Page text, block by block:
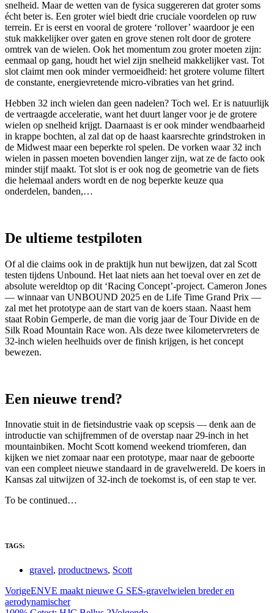
snelheid. Maar de wetten van de fysica suggereren dat groter soms
écht beter is. Een groter wiel biedt drie cruciale voordelen op ruw
terrein. Er is eerst en vooral de grotere ‘rollover’ waardoor je een
stuk makkelijker over gaten en grove stenen rolt door de grotere
omtrek van de wielen. Ook het momentum zou groter moeten zijn:
eenmaal op gang, houdt het wiel zijn snelheid makkelijker vast. Tot
slot claimt men ook minder vermoeidheid: het grotere volume filtert
de constante, energievretende micro-vibraties van het grind.
Hebben 32 inch wielen dan geen nadelen? Toch wel. Er is natuurlijk
de vertraagde acceleratie, want het duurt langer voor je de grotere
wielen op snelheid krijgt. Daarnaast is er ook minder wendbaarheid
in krappe bochten, al zal dat op de haast kaarsrechte grindstroken in
de Midwest maar een beperkte rol spelen. De vorken waar 32 inch
wielen in passen moeten bovendien langer zijn, wat ze de facto ook
minder stijf maakt. Tot slot is er ook nog de geometrie van de fiets
die helemaal anders wordt en de nog beperkte keuze qua
onderdelen, banden,…
De ultieme testpiloten
Of al die claims ook in de praktijk hun nut bewijzen, dat zal Scott
testen tijdens Unbound. Het laat niets aan het toeval over en zet de
absolute wereldtop op dit ‘Racing Concept’-project. Cameron Jones
— winnaar van UNBOUND 2025 en de Life Time Grand Prix —
zal met het prototype aan de start van de koers staan. Naast hem
staat Robin Gemperle, de man die vorig jaar de Tour Divide en de
Silk Road Mountain Race won. Als deze twee kilometervreters de
32-inch wielen heelhuids over de finish krijgen, is het concept
bewezen.
Een nieuwe trend?
Innovatie stuit in de fietsindustrie vaak op scepsis — denk aan de
introductie van schijfremmen of de overstap naar 29-inch in het
mountainbiken. Mocht Scott komend weekend triomferen, dan
kijken we niet zomaar naar een prototype, maar naar de geboorte
van een compleet nieuwe standaard in de gravelwereld. De koers in
Kansas zal uitwijzen of 32-inch de toekomst is, of een stap te ver.
To be continued…
TAGS:
gravel, productnews, Scott
VorigeENVE maakt nieuwe G SES-gravelwielen breder en
aerodynamischer